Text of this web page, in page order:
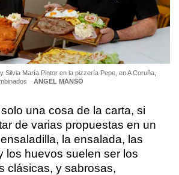
Silvia María Pintor en la pizzería Pepe, en A Coruña,
ANGEL MANSO
una cosa de la carta, si
de varias propuestas en un
la ensalada, las
los huevos suelen ser los
clásicas, y sabrosas,